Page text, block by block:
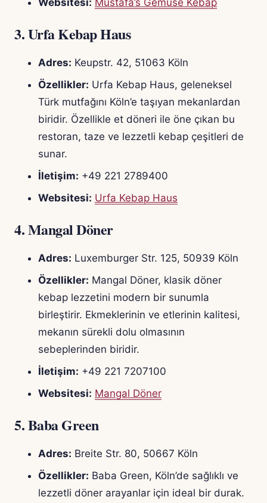
Websitesi: Mustafa’s Gemüse Kebap
3.Urfa Kebap Haus
Adres: Keupstr. 42, 51063 Köln
Özellikler: Urfa Kebap Haus, geleneksel
Türk mutfağını Köln’e taşıyan mekanlardan
biridir. Özellikle et döneri ile öne çıkan bu
restoran, taze ve lezzetli kebap çeşitleri de
sunar.
İletişim: +49 221 2789400
Websitesi: Urfa Kebap Haus
4.Mangal Döner
Adres: Luxemburger Str. 125, 50939 Köln
Özellikler: Mangal Döner, klasik döner
kebap lezzetini modern bir sunumla
birleştirir. Ekmeklerinin ve etlerinin kalitesi,
mekanın sürekli dolu olmasının
sebeplerinden biridir.
İletişim: +49 221 7207100
Websitesi: Mangal Döner
5.Baba Green
Adres: Breite Str. 80, 50667 Köln
Özellikler: Baba Green, Köln’de sağlıklı ve
lezzetli döner arayanlar için ideal bir durak.